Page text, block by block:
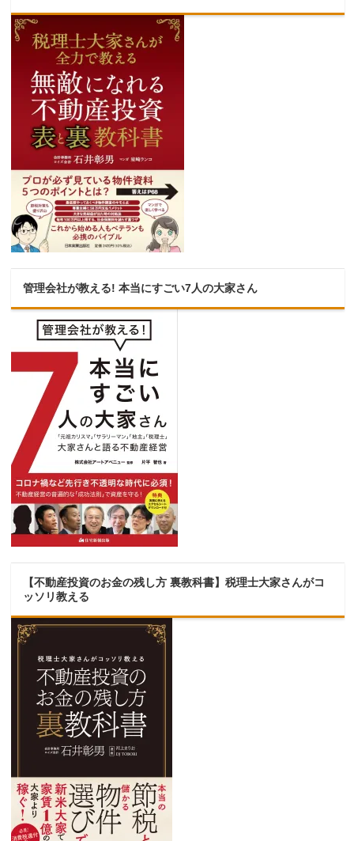
管理会社が教える! 本当にすごい7人の大家さん
【不動産投資のお金の残し方 裏教科書】税理士大家さんがコ
ッソリ教える